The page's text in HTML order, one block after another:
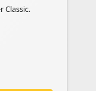
Classic.